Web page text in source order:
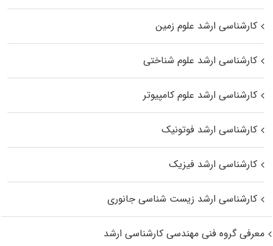
کارشناسی ارشد علوم زمین
کارشناسی ارشد علوم شناختی
کارشناسی ارشد علوم کامپیوتر
کارشناسی ارشد فوتونیک
کارشناسی ارشد فیزیک
کارشناسی ارشد زیست‌ شناسی جانوری
معرفی گروه فنی مهندسی کارشناسی ارشد